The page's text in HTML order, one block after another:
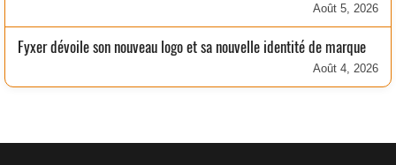
Août 5, 2026
Fyxer dévoile son nouveau logo et sa nouvelle identité de marque
Août 4, 2026